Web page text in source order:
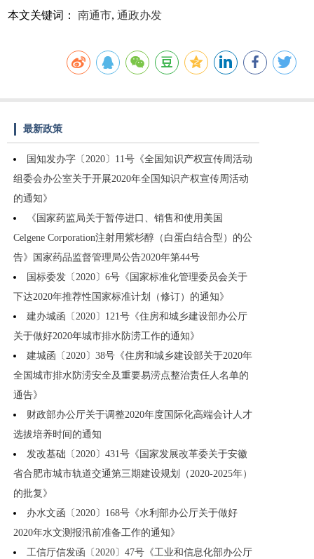
本文关键词：南通市,通政办发
最新政策
国知发办字〔2020〕11号《全国知识产权宣传周活动
组委会办公室关于开展2020年全国知识产权宣传周活动
的通知》
《国家药监局关于暂停进口、销售和使用美国
Celgene Corporation注射用紫杉醇（白蛋白结合型）的公
告》国家药品监督管理局公告2020年第44号
国标委发〔2020〕6号《国家标准化管理委员会关于
下达2020年推荐性国家标准计划（修订）的通知》
建办城函〔2020〕121号《住房和城乡建设部办公厅
关于做好2020年城市排水防涝工作的通知》
建城函〔2020〕38号《住房和城乡建设部关于2020年
全国城市排水防涝安全及重要易涝点整治责任人名单的
通告》
财政部办公厅关于调整2020年度国际化高端会计人才
选拔培养时间的通知
发改基础〔2020〕431号《国家发展改革委关于安徽
省合肥市城市轨道交通第三期建设规划（2020-2025年）
的批复》
办水文函〔2020〕168号《水利部办公厅关于做好
2020年水文测报汛前准备工作的通知》
工信厅信发函〔2020〕47号《工业和信息化部办公厅